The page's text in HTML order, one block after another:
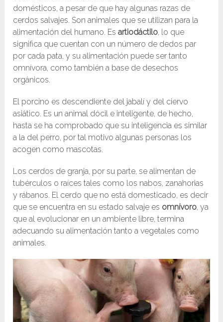
domésticos, a pesar de que hay algunas razas de
cerdos salvajes. Son animales que se utilizan para la
alimentación del humano. Esartiodáctilo , lo que
significa que cuentan con un número de dedos par
por cada pata, y su alimentación puede ser tanto
omnívora, como también a base de desechos
orgánicos.
El porcino es descendiente del jabalí y del ciervo
asiático. Es un animal dócil e inteligente, de hecho,
hasta se ha comprobado que su inteligencia es similar
a la del perro, por tal motivo algunas personas los
acogen como mascotas.
Los cerdos de granja, por su parte, se alimentan de
tubérculos o raíces tales como los nabos, zanahorias
y rábanos. El cerdo que no está domesticado, es decir
que se encuentra en su estado salvaje es omnívoro , ya
que al evolucionar en un ambiente libre, termina
adecuando su alimentación tanto a vegetales como
animales.